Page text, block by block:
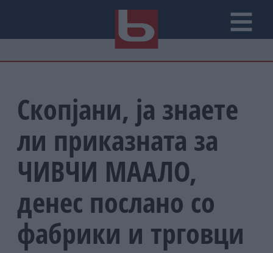
Скопјани, ја знаете
ли приказната за
ЧИВЧИ МААЛО,
денес послано со
фабрики и трговци